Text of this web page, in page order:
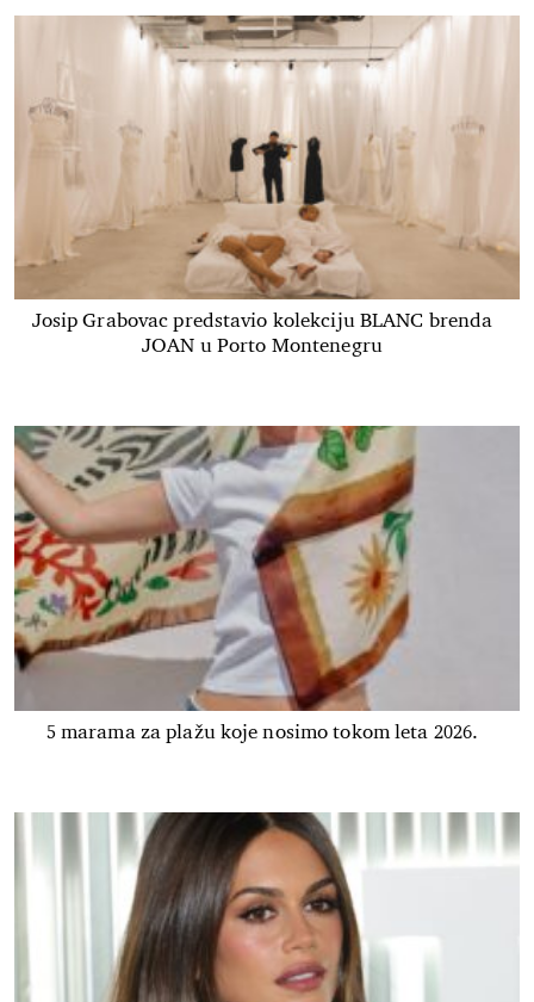
Josip Grabovac predstavio kolekciju BLANC brenda
JOAN u Porto Montenegru
5 marama za plažu koje nosimo tokom leta 2026.